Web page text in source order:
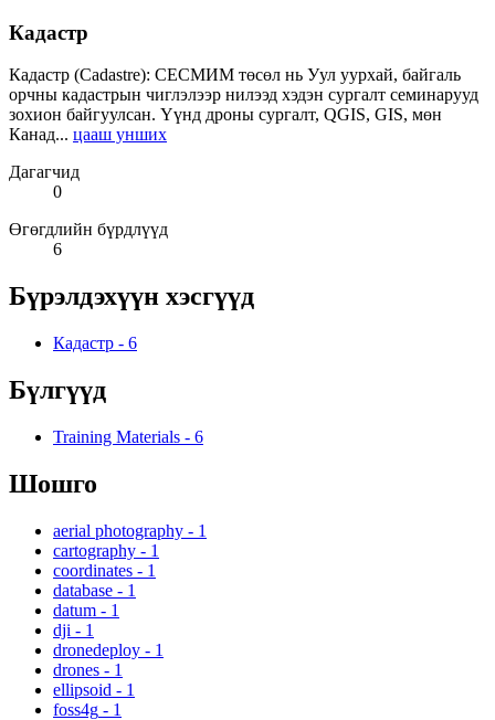
Кадастр
Кадастр (Cadastre): СЕСМИМ төсөл нь Уул уурхай, байгаль
орчны кадастрын чиглэлээр нилээд хэдэн сургалт семинарууд
зохион байгуулсан. Үүнд дроны сургалт, QGIS, GIS, мөн
Канад... цааш унших
Дагагчид
0
Өгөгдлийн бүрдлүүд
6
Бүрэлдэхүүн хэсгүүд
Кадастр - 6
Бүлгүүд
Training Materials - 6
Шошго
aerial photography - 1
cartography - 1
coordinates - 1
database - 1
datum - 1
dji - 1
dronedeploy - 1
drones - 1
ellipsoid - 1
foss4g - 1